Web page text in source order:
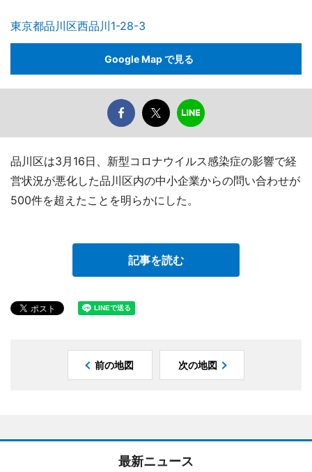
東京都品川区西品川1-28-3
Google Map で見る
品川区は3月16日、新型コロナウイルス感染症の影響で経
営状況が悪化した品川区内の中小企業からの問い合わせが
500件を超えたことを明らかにした。
記事を読む
前の地図 次の地図
最新ニュース